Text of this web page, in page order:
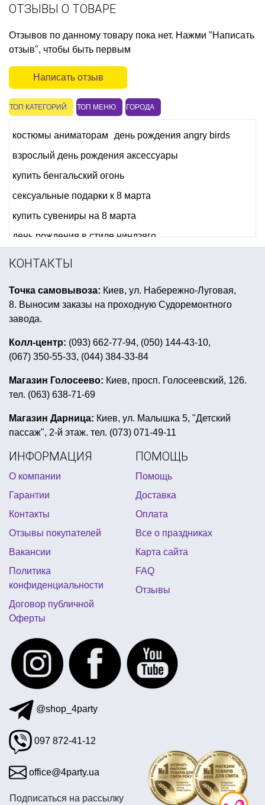
ОТЗЫВЫ О ТОВАРЕ
Отзывов по данному товару пока нет. Нажми "Написать
отзыв", чтобы быть первым
Написать отзыв
ТОП КАТЕГОРИЙ ТОП МЕНЮ ГОРОДА
костюмы аниматорам
день рождения angry birds
взрослый день рождения аксессуары
купить бенгальский огонь
сексуальные подарки к 8 марта
купить сувениры на 8 марта
день рождения в стиле ниндзяго
костюмы карнавальные детские
украшения на коктейли
день рождения в стиле свинка пеппа
детская вечеринка в стиле барби
заказать латексные шары украшение зала киев
купить грим на хэллоуин
универсальные воздушные шары
праздничные тарелки купить
хэллоуин гирлянды
подарок на день независимости
мексиканская вечеринка декор
робокар поли день рождения
вечеринка в стиле оскар одежда
бравл старс день рождения
подвесные шары
магазины для дня рождения
прикольные кружки
шарики для взрослых
фольгированные шарики тематические киев
КОНТАКТЫ
Точка самовывоза: Киев, ул. Набережно-Луговая,
8. Выносим заказы на проходную Судоремонтного
завода.
Колл-центр: (093) 662-77-94, (050) 144-43-10,
(067) 350-55-33, (044) 384-33-84
Магазин Голосеево: Киев, просп. Голосеевский, 126.
тел. (063) 638-71-69
Магазин Дарница: Киев, ул. Малышка 5, "Детский
пассаж", 2-й этаж. тел. (073) 071-49-11
ИНФОРМАЦИЯ
О компании
Гарантии
Контакты
Отзывы покупателей
Вакансии
Политика
конфиденциальности
Договор публичной
Оферты
ПОМОЩЬ
Помощь
Доставка
Оплата
Все о праздниках
Карта сайта
FAQ
Отзывы
@shop_4party
097 872-41-12
office@4party.ua
Подписаться на рассылку